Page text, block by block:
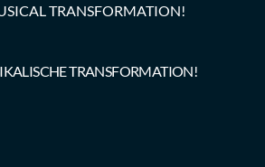
TRANSFORMATION!
TRANSFORMATION!